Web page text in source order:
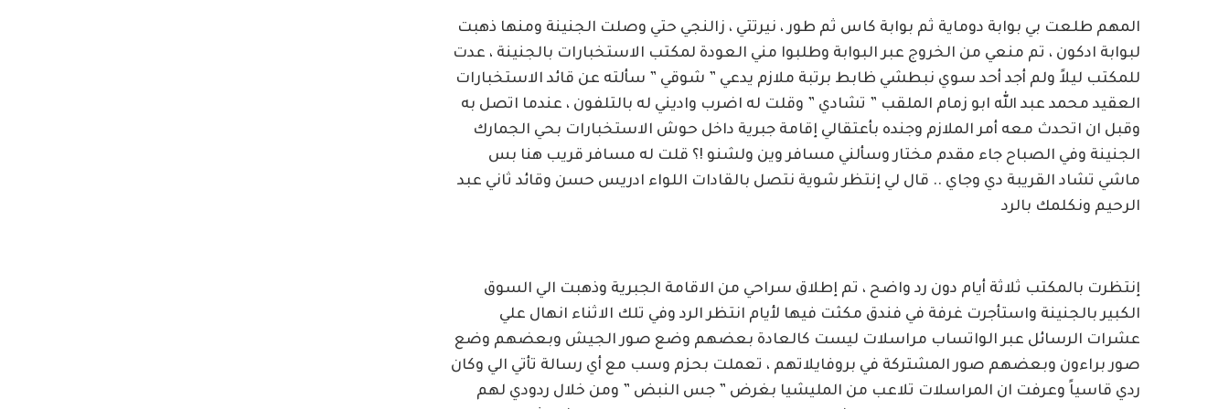
المهم طلعت بي بوابة دوماية ثم بوابة كاس ثم طور ، نيرتتي ، زالنجي حتي وصلت الجنينة ومنها ذهبت
لبوابة ادكون ، تم منعي من الخروج عبر البوابة وطلبوا مني العودة لمكتب الاستخبارات بالجنينة ، عدت
للمكتب ليلاً ولم أجد أحد سوي نبطشي ظابط برتبة ملازم يدعي ” شوقي ” سألته عن قائد الاستخبارات
العقيد محمد عبد الله ابو زمام الملقب ” تشادي ” وقلت له اضرب واديني له بالتلفون ، عندما اتصل به
وقبل ان اتحدث معه أمر الملازم وجنده بأعتقالي إقامة جبرية داخل حوش الاستخبارات بحي الجمارك
الجنينة وفي الصباح جاء مقدم مختار وسألني مسافر وين ولشنو !؟ قلت له مسافر قريب هنا بس
ماشي تشاد القريبة دي وجاي .. قال لي إنتظر شوية نتصل بالقادات اللواء ادريس حسن وقائد ثاني عبد
الرحيم ونكلمك بالرد
إنتظرت بالمكتب ثلاثة أيام دون رد واضح ، تم إطلاق سراحي من الاقامة الجبرية وذهبت الي السوق
الكبير بالجنينة واستأجرت غرفة في فندق مكثت فيها لأيام انتظر الرد وفي تلك الاثناء انهال علي
عشرات الرسائل عبر الواتساب مراسلات ليست كالعادة بعضهم وضع صور الجيش وبعضهم وضع
صور براءون وبعضهم صور المشتركة في بروفايلاتهم ، تعملت بحزم وسب مع أي رسالة تأتي الي وكان
ردي قاسياً وعرفت ان المراسلات تلاعب من المليشيا بغرض ” جس النبض ” ومن خلال ردودي لهم